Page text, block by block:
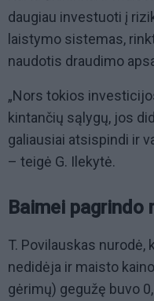
daugiau investuoti į
laistymo sistemas,
naudotis draudimo
„Nors tokios
kintančių sąlygų, jos
galiausiai atsispindi ir
– teigė G. Ilekytė.
Baimei pagrindo
T. Povilauskas
nedidėja ir maisto
gėrimų) gegužę buvo